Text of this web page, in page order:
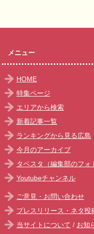
メニュー
HOME
特集ページ
エリアから検索
新着記事一覧
ランキングから見る広島
今月のアーカイブ
タベスタ（編集部のフォ
Youtubeチャンネル
ご意見・お問い合わせ
プレスリリース・ネタ投
当サイトについて / お知